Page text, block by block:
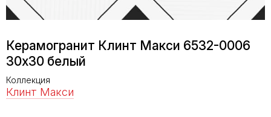
Керамогранит Клинт Макси 6532-0006
30х30 белый
Коллекция
Клинт Макси